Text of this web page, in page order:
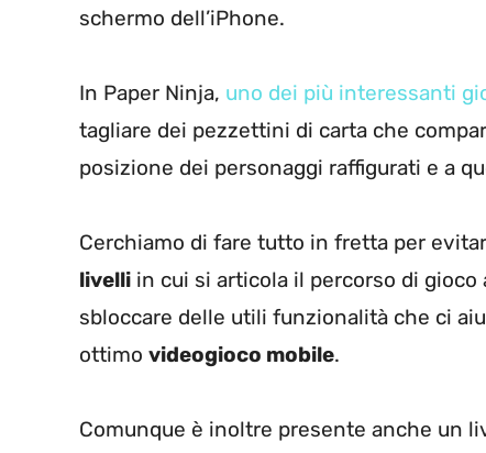
schermo dell’iPhone.
In Paper Ninja, uno dei più interessanti
tagliare dei pezzettini di carta che
posizione dei personaggi raffigurati e a
Cerchiamo di fare tutto in fretta per
livelli in cui si articola il percorso di
sbloccare delle utili funzionalità che ci
ottimo videogioco mobile.
Comunque è inoltre presente anche un